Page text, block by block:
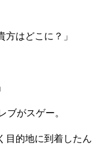
方はどこに？」
ブがスゲー。
目的地に到着したん